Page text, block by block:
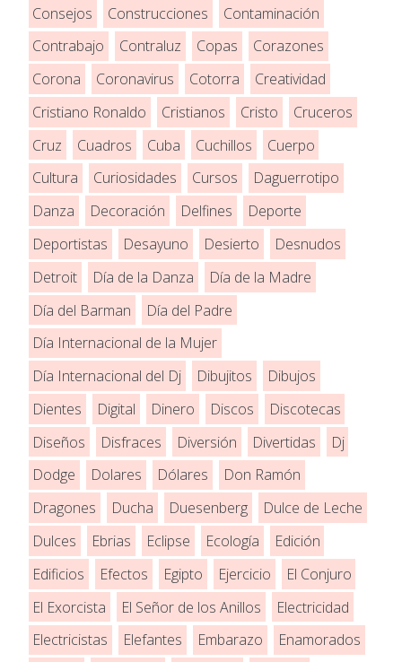
Consejos
Construcciones
Contaminación
Contrabajo
Contraluz Copas
Corazones
Corona
Coronavirus Cotorra
Creatividad
Cristiano Ronaldo
Cristianos Cristo
Cruceros
Cruz
Cuadros Cuba Cuchillos
Cuerpo
Cultura
Curiosidades Cursos
Daguerrotipo
Danza
Decoración Delfines
Deporte
Deportistas
Desayuno Desierto
Desnudos
Detroit
Día de la Danza
Día de la Madre
Día del Barman
Día del Padre
Día Internacional de la Mujer
Día Internacional del Dj
Dibujitos
Dibujos
Dientes
Digital Dinero Discos
Discotecas
Diseños
Disfraces Diversión Divertidas
Dj
Dodge
Dolares Dólares
Don Ramón
Dragones
Ducha Duesenberg
Dulce de Leche
Dulces
Ebrias Eclipse Ecología
Edición
Edificios
Efectos Egipto Ejercicio
El Conjuro
El Exorcista
El Señor de los Anillos
Electricidad
Electricistas
Elefantes Embarazo
Enamorados